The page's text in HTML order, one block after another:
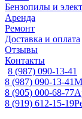
Бензопилы и
Аренда
Ремонт
Доставка и оплата
Отзывы
Контакты
8 (987) 090-13-41
8 (987) 090-13-41
8 (905) 000-68-77
8 (919) 612-15-19